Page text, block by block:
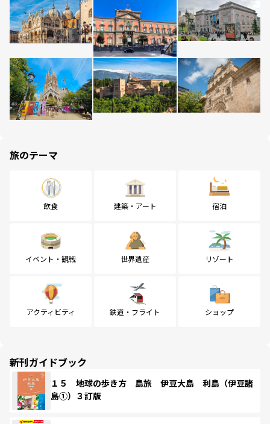
旅のテーマ
飲食 建築・アート 宿泊
イベント・観戦 世界遺産 リゾート
アクティビティ 鉄道・フライト ショップ
新刊ガイドブック
１５ 地球の歩き方 島旅 伊豆大島 利島（伊豆諸
島①）３訂版